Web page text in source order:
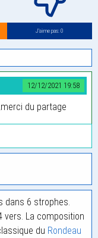
J’aime pas: 0
12/12/2021 19:58
du partage
dans 6 strophes.
La composition
du Rondeau